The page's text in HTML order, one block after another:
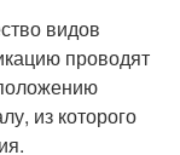
видов
проводят
из которого